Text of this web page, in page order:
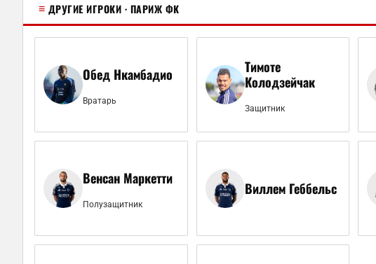
≡ ДРУГИЕ ИГРОКИ · ПАРИЖ ФК
Обед Нкамбадио
Вратарь
Тимоте
Колодзейчак
Защитник
Венсан Маркетти
Полузащитник
Виллем Геббельс